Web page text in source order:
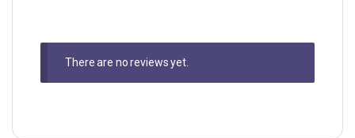
There are no reviews yet.